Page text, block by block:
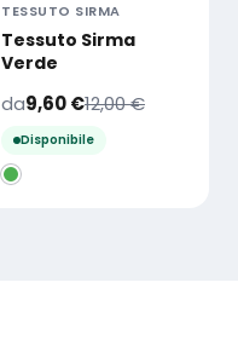
TESSUTO SIRMA
Tessuto Sirma
Verde
da9,60€12,00€
Disponibile